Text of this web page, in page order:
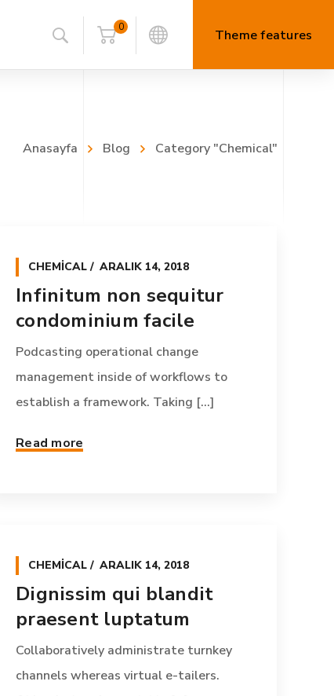
Theme features
0
Anasayfa Blog Category "Chemical"
CHEMICAL ARALIK 14, 2018
Infinitum non sequitur
condominium facile
Podcasting operational change
management inside of workflows to
establish a framework. Taking [...]
Read more
CHEMICAL ARALIK 14, 2018
Dignissim qui blandit
praesent luptatum
Collaboratively administrate turnkey
channels whereas virtual e-tailers.